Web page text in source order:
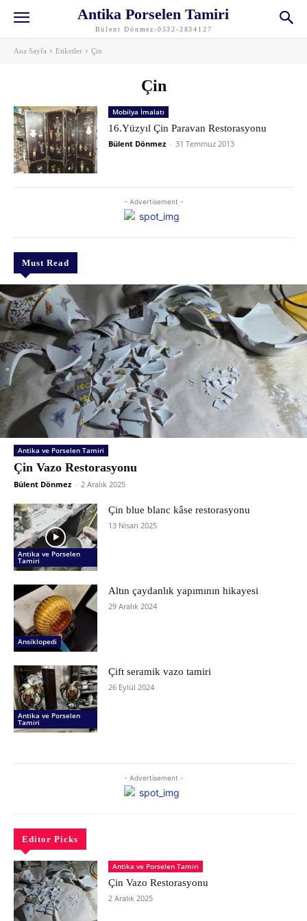
Antika Porselen Tamiri
Bülent Dönmez-0532-2834127
Ana Sayfa Etiketler Çin
Çin
- Advertisement -
Must Read
Antika ve Porselen Tamiri
Çin Vazo Restorasyonu
Bülent Dönmez - 2 Aralık 2025
Antika ve Porselen
Tamiri
Çin blue blanc kâse restorasyonu
13 Nisan 2025
Ansiklopedi
Altın çaydanlık yapımının hikayesi
29 Aralık 2024
Antika ve Porselen
Tamiri
Çift seramik vazo tamiri
26 Eylül 2024
Mobilya İmalatı
16.Yüzyıl Çin Paravan Restorasyonu
Bülent Dönmez - 31 Temmuz 2013
- Advertisement -
Editor Picks
Antika ve Porselen Tamiri
Çin Vazo Restorasyonu
2 Aralık 2025